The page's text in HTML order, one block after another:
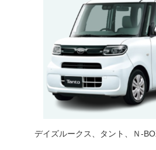
デイズルークス、タント、Ｎ-